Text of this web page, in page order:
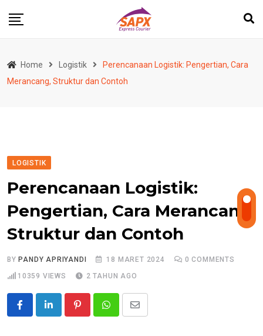
Home Logistik
Perencanaan Logistik: Pengertian, Cara
Merancang, Struktur dan Contoh
LOGISTIK
Perencanaan Logistik:
Pengertian, Cara Merancang,
Struktur dan Contoh
BY PANDY APRIYANDI 18 MARET 2024 0 COMMENTS
10359 VIEWS 2 TAHUN AGO
PinterestWhatsappShare